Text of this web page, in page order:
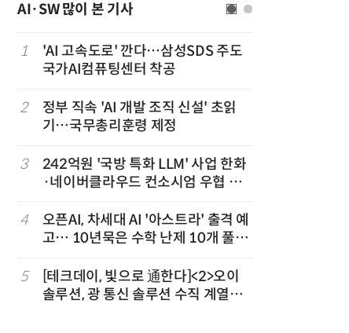
AI·SW 많이 본 기사
1
'AI 고속도로' 깐다…삼성SDS 주도
국가AI컴퓨팅센터 착공
2
정부 직속 'AI 개발 조직 신설' 초읽
기…국무총리훈령 제정
3
242억원 '국방 특화 LLM' 사업 한화
·네이버클라우드 컨소시엄 우협 선
4
오픈AI, 차세대 AI '아스트라' 출격 예
고… 10년묵은 수학 난제 10개 풀었
5
[테크데이, 빛으로 通한다]<2>오이
솔루션, 광 통신 솔루션 수직 계열